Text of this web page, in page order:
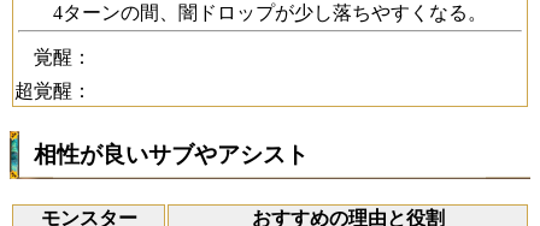
4ターンの間、闇ドロップが少し落ちやすくなる。
覚醒：
超覚醒：
相性が良いサブやアシスト
モンスター おすすめの理由と役割